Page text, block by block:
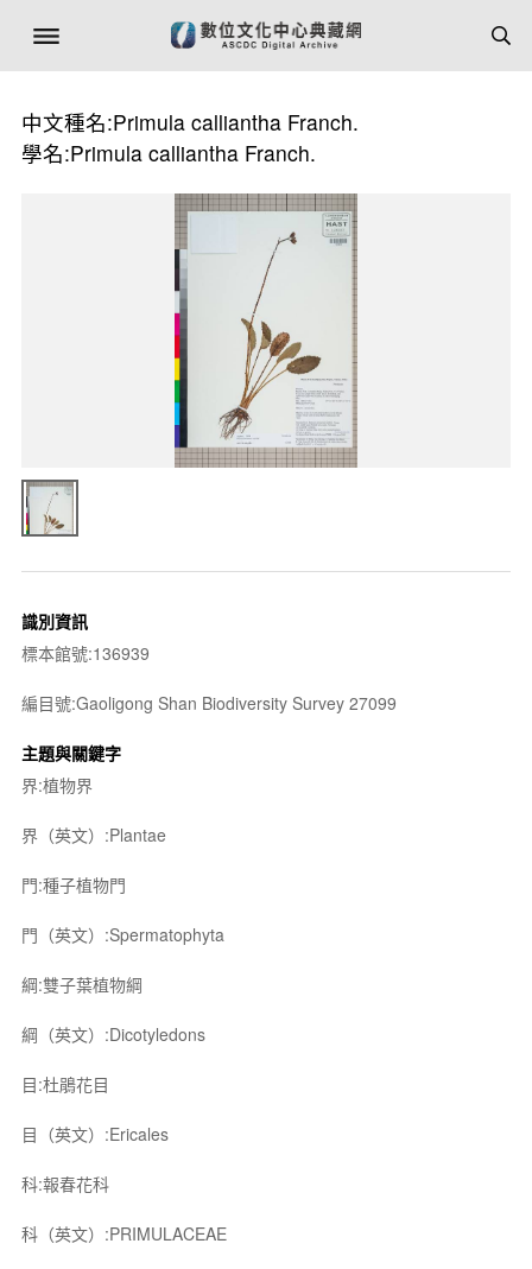
中文種名:Primula calliantha Franch.
學名:Primula calliantha Franch.
識別資訊
標本館號:136939
編目號:Gaoligong Shan Biodiversity Survey 27099
主題與關鍵字
界:植物界
界（英文）:Plantae
門:種子植物門
門（英文）:Spermatophyta
綱:雙子葉植物綱
綱（英文）:Dicotyledons
目:杜鵑花目
目（英文）:Ericales
科:報春花科
科（英文）:PRIMULACEAE